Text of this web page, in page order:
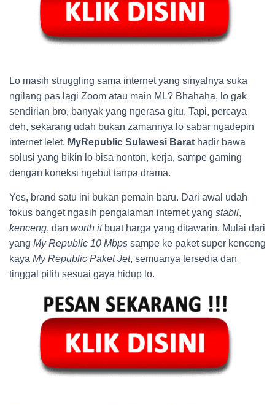
Lo masih struggling sama internet yang sinyalnya suka
ngilang pas lagi Zoom atau main ML? Bhahaha, lo gak
sendirian bro, banyak yang ngerasa gitu. Tapi, percaya
deh, sekarang udah bukan zamannya lo sabar ngadepin
internet lelet. MyRepublic Sulawesi Barat hadir bawa
solusi yang bikin lo bisa nonton, kerja, sampe gaming
dengan koneksi ngebut tanpa drama.
Yes, brand satu ini bukan pemain baru. Dari awal udah
fokus banget ngasih pengalaman internet yang stabil,
kenceng, dan worth itbuat harga yang ditawarin. Mulai dari
yang My Republic 10 Mbps sampe ke paket super kenceng
kaya My Republic Paket Jet, semuanya tersedia dan
tinggal pilih sesuai gaya hidup lo.